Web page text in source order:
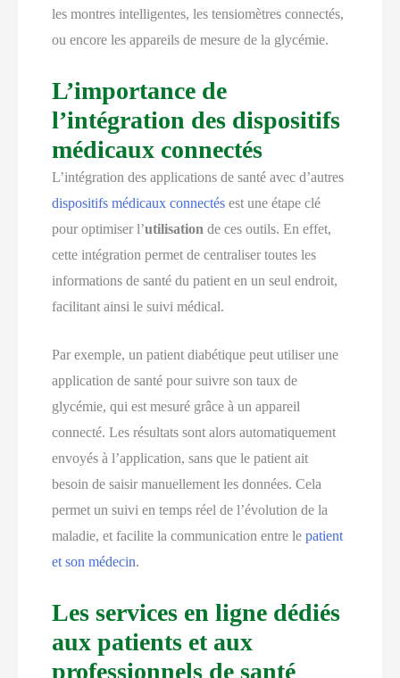
les montres intelligentes, les tensiomètres connectés,
ou encore les appareils de mesure de la glycémie.
L’importance de
l’intégration des dispositifs
médicaux connectés
L’intégration des applications de santé avec d’autres
dispositifs médicaux connectés est une étape clé
pour optimiser l’utilisation de ces outils. En effet,
cette intégration permet de centraliser toutes les
informations de santé du patient en un seul endroit,
facilitant ainsi le suivi médical.
Par exemple, un patient diabétique peut utiliser une
application de santé pour suivre son taux de
glycémie, qui est mesuré grâce à un appareil
connecté. Les résultats sont alors automatiquement
envoyés à l’application, sans que le patient ait
besoin de saisir manuellement les données. Cela
permet un suivi en temps réel de l’évolution de la
maladie, et facilite la communication entre lepatient
et son médecin.
Les services en ligne dédiés
aux patients et aux
professionnels de santé